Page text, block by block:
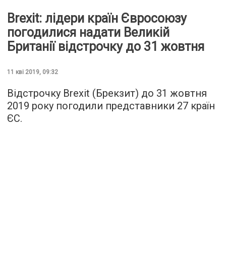
Brexit: лідери країн Євросоюзу
погодилися надати Великій
Британії відстрочку до 31 жовтня
11 кві 2019, 09:32
Відстрочку Brexit (Брекзит) до 31 жовтня
2019 року погодили представники 27 країн
ЄС.